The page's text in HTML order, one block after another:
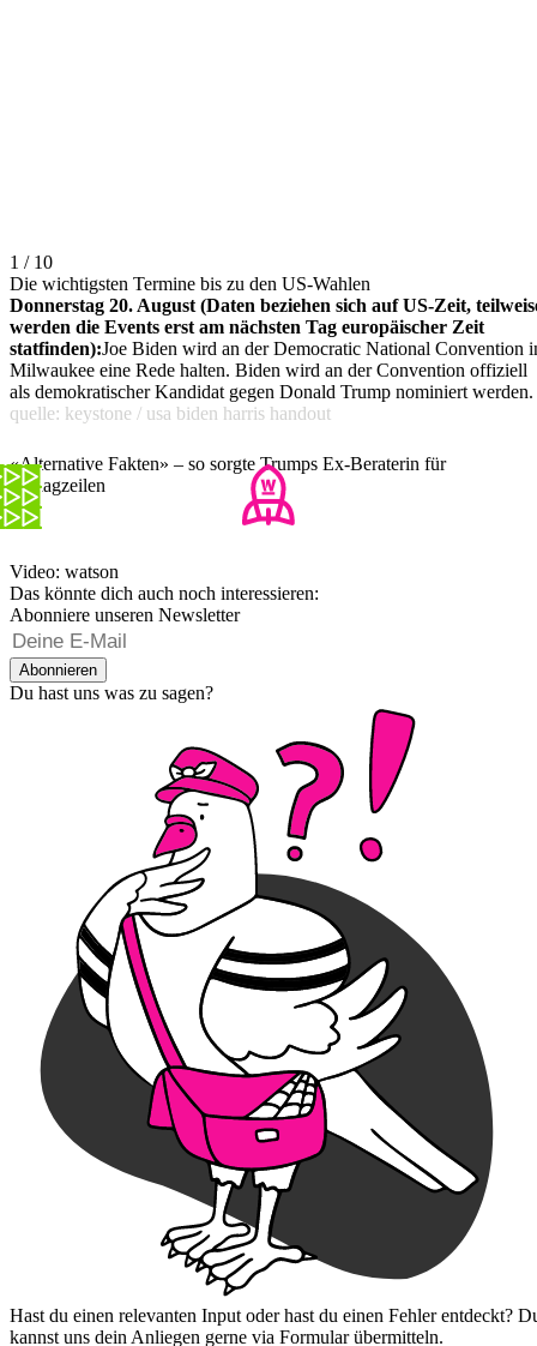
1 / 10
Die wichtigsten Termine bis zu den US-Wahlen
Donnerstag 20. August (Daten beziehen sich auf US-Zeit,
werden die Events erst am nächsten Tag europäischer Zeit
statfinden):Joe Biden wird an der Democratic National Convention
Milwaukee eine Rede halten. Biden wird an der Convention offiziell
als demokratischer Kandidat gegen Donald Trump nominiert werden.
quelle: keystone / usa biden harris handout
«Alternative Fakten» – so sorgte Trumps Ex-Beraterin für
Schlagzeilen
Video: watson
Das könnte dich auch noch interessieren:
Abonniere unseren Newsletter
Abonnieren
Du hast uns was zu sagen?
Hast du einen relevanten Input oder hast du einen Fehler entdeckt?
kannst uns dein Anliegen gerne via Formular übermitteln.